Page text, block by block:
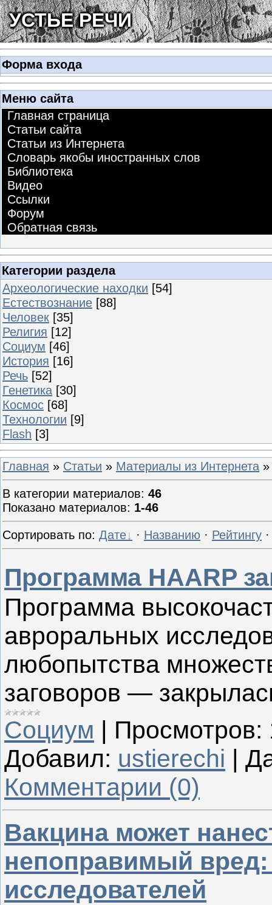
УСТЬЕ РЕЧИ
Форма входа
Меню сайта
Главная страница
Статьи сайта
Статьи из Интернета
Словарь якобы иностранных слов
Библиотека
Видео
Ссылки
Форум
Обратная связь
Категории раздела
Археологические находки [54]
Естествознание [88]
Человек [35]
Религия [12]
Социум [46]
История [16]
Речь [52]
Генетика [30]
Космос [68]
Технологии [9]
Flash [3]
Главная » Статьи » Материалы из Интернета
В категории материалов: 46
Показано материалов: 1-46
Сортировать по: Дате · Названию · Рейтингу
Программа HAARP
Программа
авроральных
любопытства
заговоров —
Социум | Просмотров:
Добавил: ustierechi |
Комментарии (0)
Вакцина может
непоправимый
исследователей